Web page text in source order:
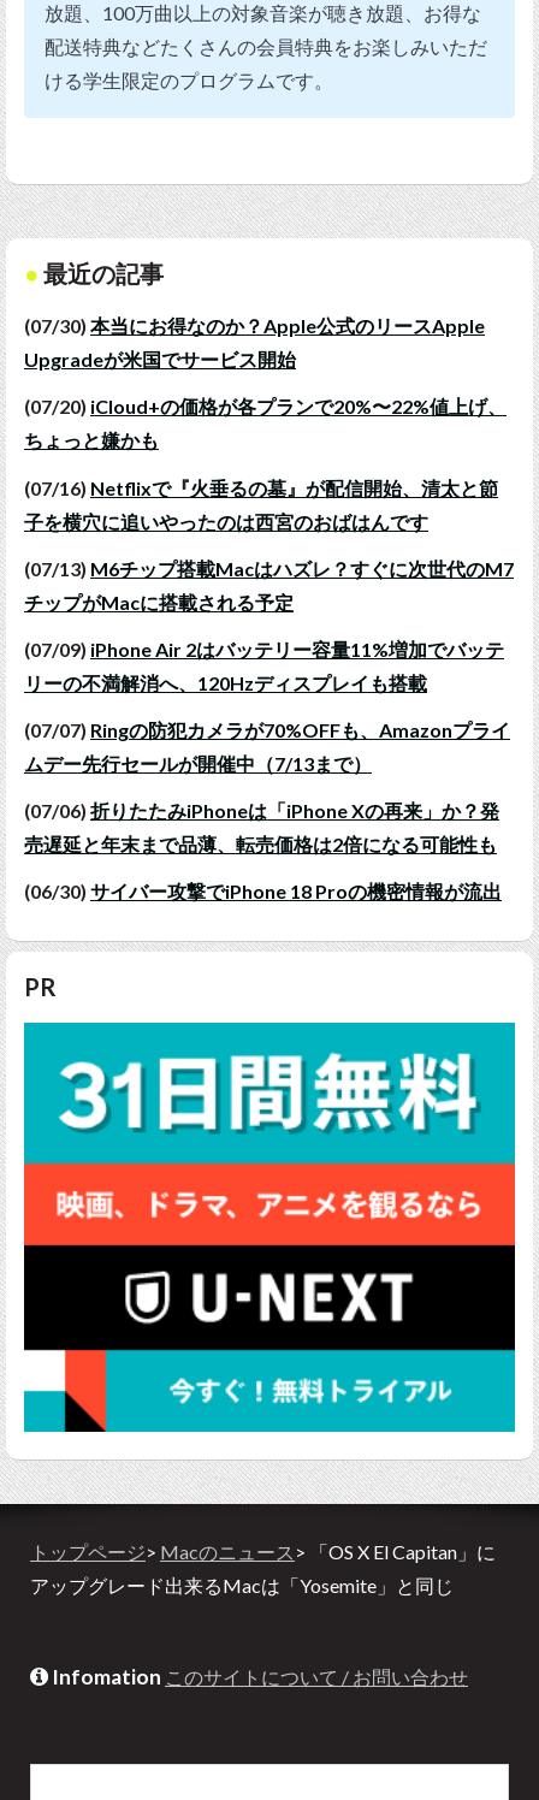
放題、100万曲以上の対象音楽が聴き放題、お得な
配送特典などたくさんの会員特典をお楽しみいただ
ける学生限定のプログラムです。
最近の記事
(07/30) 本当にお得なのか？Apple公式のリースApple
Upgradeが米国でサービス開始
(07/20) iCloud+の価格が各プランで20%〜22%値上げ、
ちょっと嫌かも
(07/16) Netflixで『火垂るの墓』が配信開始、清太と節
子を横穴に追いやったのは西宮のおばはんです
(07/13) M6チップ搭載Macはハズレ？すぐに次世代のM7
チップがMacに搭載される予定
(07/09) iPhone Air 2はバッテリー容量11%増加でバッテ
リーの不満解消へ、120Hzディスプレイも搭載
(07/07) Ringの防犯カメラが70%OFFも、Amazonプライ
ムデー先行セールが開催中（7/13まで）
(07/06) 折りたたみiPhoneは「iPhone Xの再来」か？発
売遅延と年末まで品薄、転売価格は2倍になる可能性も
(06/30) サイバー攻撃でiPhone 18 Proの機密情報が流出
PR
トップページ> Macのニュース > 「OS X El Capitan」に
アップグレード出来るMacは「Yosemite」と同じ
Infomation このサイトについて / お問い合わせ